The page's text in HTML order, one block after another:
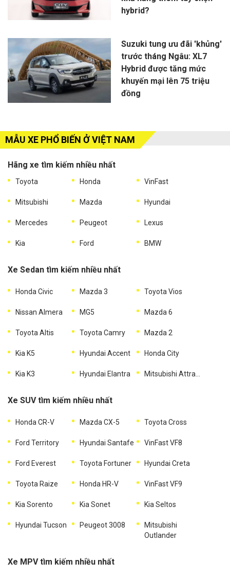
hybrid?
Suzuki tung ưu đãi 'khủng'
trước tháng Ngâu: XL7
Hybrid được tăng mức
khuyến mại lên 75 triệu
đồng
MẪU XE PHỔ BIẾN Ở VIỆT NAM
Hãng xe tìm kiếm nhiều nhất
Toyota Honda VinFast
Mitsubishi Mazda Hyundai
Mercedes Peugeot Lexus
Kia Ford BMW
Xe Sedan tìm kiếm nhiều nhất
Honda Civic Mazda 3 Toyota Vios
Nissan Almera MG5 Mazda 6
Toyota Altis Toyota Camry Mazda 2
Kia K5 Hyundai Accent Honda City
Kia K3 Hyundai Elantra
Xe SUV tìm kiếm nhiều nhất
Honda CR-V Mazda CX-5 Toyota Cross
Ford Territory Hyundai Santafe VinFast VF8
Ford Everest Toyota Fortuner Hyundai Creta
Toyota Raize Honda HR-V VinFast VF9
Kia Sorento Kia Sonet Kia Seltos
Hyundai Tucson Peugeot 3008
Mitsubishi
Outlander
Xe MPV tìm kiếm nhiều nhất